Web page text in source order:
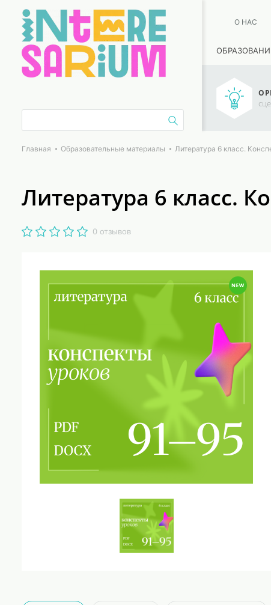
О НАС
Главная Образовательные материалы Литература 6 класс.
Литература 6 класс.
0 отзывов